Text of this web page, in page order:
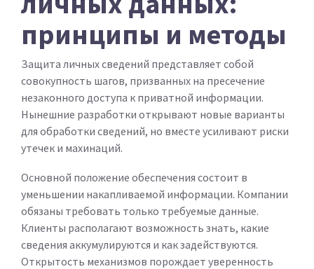
принципы и методы
Защита личных сведений представляет собой
совокупность шагов, призванных на пресечение
незаконного доступа к приватной информации.
Нынешние разработки открывают новые варианты
для обработки сведений, но вместе усиливают риски
утечек и махинаций.
Основной положение обеспечения состоит в
уменьшении накапливаемой информации. Компании
обязаны требовать только требуемые данные.
Клиенты располагают возможность знать, какие
сведения аккумулируются и как задействуются.
Открытость механизмов порождает уверенность